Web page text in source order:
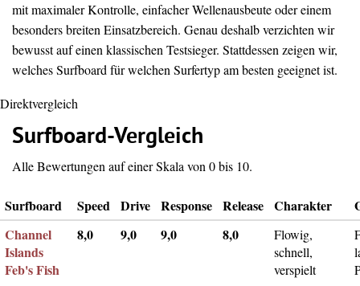
mit maximaler Kontrolle, einfacher Wellenausbeute oder einem
besonders breiten Einsatzbereich. Genau deshalb verzichten wir
bewusst auf einen klassischen Testsieger. Stattdessen zeigen wir,
welches Surfboard für welchen Surfertyp am besten geeignet ist.
Direktvergleich
Surfboard-Vergleich
Alle Bewertungen auf einer Skala von 0 bis 10.
Surfboard Speed Drive Response Release Charakter
Channel
Islands
Feb's Fish
8,0 9,0 9,0 8,0
Flowig,
schnell,
verspielt